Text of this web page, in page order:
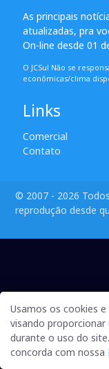
As principais
atualizadas, pra
On-line desde 01
O JCSul Não se
econômicas/clima
Links
Comercial
Contato
© 2007 - 2026
reprodução desde
Usamos os cookies
visando proporcionar
durante o uso do
concorda com nossa